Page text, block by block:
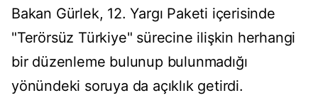
Bakan Gürlek, 12. Yargı Paketi içerisinde
"Terörsüz Türkiye" sürecine ilişkin herhangi
bir düzenleme bulunup bulunmadığı
yönündeki soruya da açıklık getirdi.